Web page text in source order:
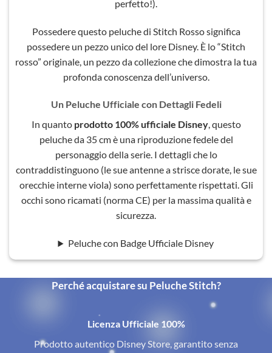
perfetto!).
Possedere questo peluche di Stitch Rosso significa
possedere un pezzo unico del lore Disney. È lo “Stitch
rosso” originale, un pezzo da collezione che dimostra la tua
profonda conoscenza dell’universo.
Un Peluche Ufficiale con Dettagli Fedeli
In quanto prodotto 100% ufficiale Disney, questo
peluche da 35 cm è una riproduzione fedele del
personaggio della serie. I dettagli che lo
contraddistinguono (le sue antenne a strisce dorate, le sue
orecchie interne viola) sono perfettamente rispettati. Gli
occhi sono ricamati (norma CE) per la massima qualità e
sicurezza.
Peluche con Badge Ufficiale Disney
Perché acquistare su Peluche Stitch?
Licenza Ufficiale 100%
Prodotto autentico Disney Store, garantito senza